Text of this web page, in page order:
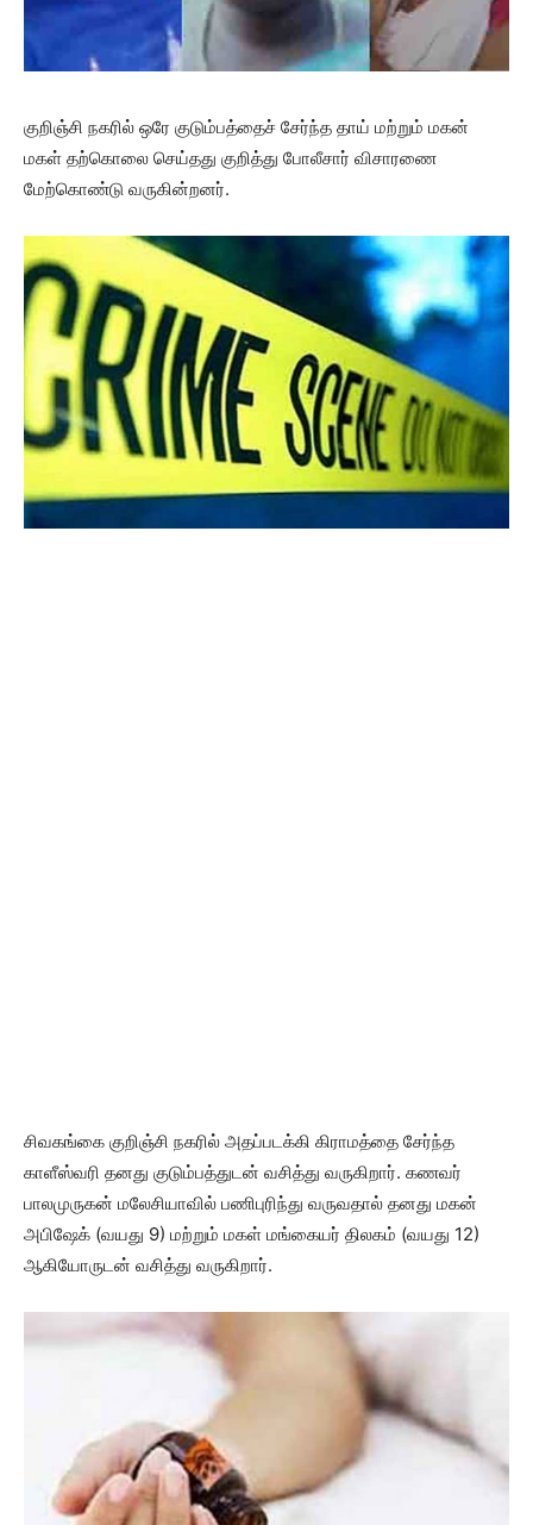
குறிஞ்சி நகரில் ஒரே குடும்பத்தைச் சேர்ந்த தாய் மற்றும் மகன்
மகள் தற்கொலை செய்தது குறித்து போலீசார் விசாரணை
மேற்கொண்டு வருகின்றனர்.
சிவகங்கை குறிஞ்சி நகரில் அதப்படக்கி கிராமத்தை சேர்ந்த
காளீஸ்வரி தனது குடும்பத்துடன் வசித்து வருகிறார். கணவர்
பாலமுருகன் மலேசியாவில் பணிபுரிந்து வருவதால் தனது மகன்
அபிஷேக் (வயது 9) மற்றும் மகள் மங்கையர் திலகம் (வயது 12)
ஆகியோருடன் வசித்து வருகிறார்.